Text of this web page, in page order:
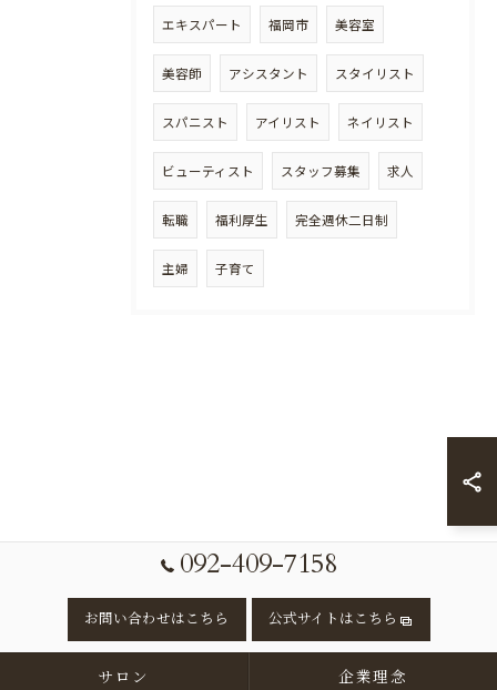
エキスパート 福岡市 美容室
美容師 アシスタント スタイリスト
スパニスト アイリスト ネイリスト
ビューティスト スタッフ募集 求人
転職 福利厚生 完全週休二日制
主婦 子育て
092-409-7158
お問い合わせはこちら 公式サイトはこちら
サロン 企業理念